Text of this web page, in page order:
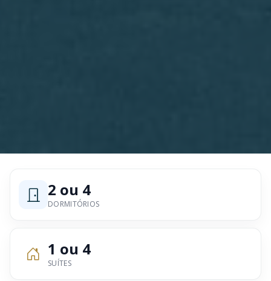
2 ou 4
DORMITÓRIOS
1 ou 4
SUÍTES